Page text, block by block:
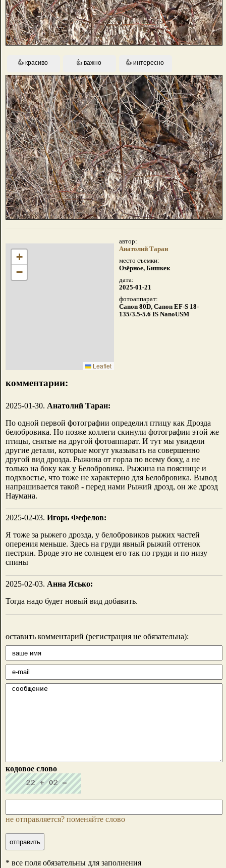
+
−
Leaflet
автор:
Анатолий Таран
место съемки:
Озёрное, Бишкек
дата:
2025-01-21
фотоаппарат:
Canon 80D, Canon EF-S 18-
135/3.5-5.6 IS NanoUSM
комментарии:
2025-01-30. Анатолий Таран:
По одной первой фотографии определил птицу как Дрозда
белобровика. Но позже коллеги скинули фотографии этой же
птицы, снятые на другой фотоаппарат. И тут мы увидели
другие детали, которые могут указывать на совершенно
другой вид дрозда. Рыжина от горла по всему боку, а не
только на боку как у Белобровика. Рыжина на пояснице и
подхвостье, что тоже не характерно для Белобровика. Вывод
напрашивается такой - перед нами Рыжий дрозд, он же дрозд
Наумана.
2025-02-03. Игорь Фефелов:
Я тоже за рыжего дрозда, у белобровиков рыжих частей
оперения меньше. Здесь на груди явный рыжий оттенок
пестрин. Вроде это не солнцем его так по груди и по низу
спины
2025-02-03. Анна Ясько:
Тогда надо будет новый вид добавить.
оставить комментарий (регистрация не обязательна):
кодовое слово
не отправляется? поменяйте слово
* все поля обязательны для заполнения